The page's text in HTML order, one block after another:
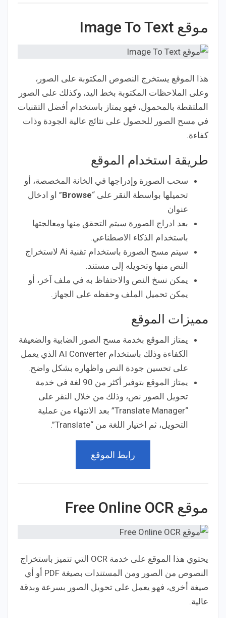
موقع Image To Text
هذا الموقع يستخرج النصوص المكتوبة على الصور،
وعلى الملاحظات المكتوبة بخط اليد، وكذلك على الصور
الملتقطة بالمحمول، فهو يمتاز باستخدام أفضل التقنيات
في مسح الصور للحصول على نتائج عالية الجودة وذات
كفاءة.
طريقة استخدام الموقع
سحب الصورة وإدراجها في الخانة المخصصة، أو
تحميلها بواسطة النقر على “Browse” او ادخال
عنوان
بعد ادراج الصورة سيتم التحقق منها ومعالجتها
باستخدام الذكاء الاصطناعي.
سيتم مسح الصورة باستخدام تقنية Ai لاستخراج
النص منها وتحويله إلى مستند.
يمكن نسخ النص والاحتفاظ به في ملف آخر، أو
يمكن تحميل الملف وحفظه على الجهاز.
مميزات الموقع
يمتاز الموقع بخدمة مسح الصور الضابية والضعيفة
الكفاءة وذلك باستخدام AI Converter الذي يعمل
على تحسين جودة النص واظهاره بشكل واضح.
يمتاز الموقع بتوفير أكثر من 90 لغة في خدمة
تحويل الصور نص، وذلك من خلال النقر على
“Translate Manager” بعد الانتهاء من عملية
التحويل، ثم اختيار اللغة من “Translate”.
رابط الموقع
موقع Free Online OCR
يحتوي هذا الموقع على خدمة OCR التي تتميز باستخراج
النصوص من الصور ومن المستندات بصيغة PDF أو أي
صيغة أخرى، فهو يعمل على تحويل الصور بسرعة وبدقة
عالية.